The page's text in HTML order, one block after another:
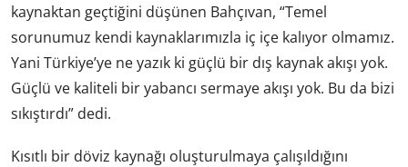
kaynaktan geçtiğini düşünen Bahçıvan, “Temel
sorunumuz kendi kaynaklarımızla iç içe kalıyor olmamız.
Yani Türkiye’ye ne yazık ki güçlü bir dış kaynak akışı yok.
Güçlü ve kaliteli bir yabancı sermaye akışı yok. Bu da bizi
sıkıştırdı” dedi.
Kısıtlı bir döviz kaynağı oluşturulmaya çalışıldığını